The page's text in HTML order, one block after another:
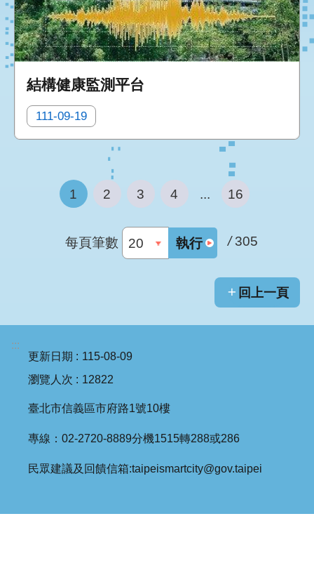
結構健康監測平台
111-09-19
1 2 3 4 ... 16
每頁筆數 執行 / 305
回上一頁
:::
更新日期
115-08-09
瀏覽人次
12822
臺北市信義區市府路1號10樓
專線：02-2720-8889分機1515轉288或286
民眾建議及回饋信箱:taipeismartcity@gov.taipei